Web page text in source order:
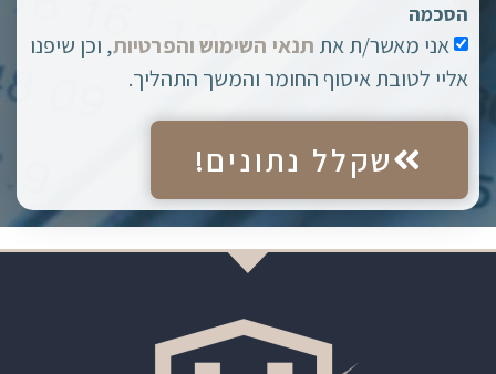
הסכמה
אני מאשר/ת את תנאי השימוש והפרטיות, וכן שיפנו
אליי לטובת איסוף החומר והמשך התהליך.
שקלל נתונים!